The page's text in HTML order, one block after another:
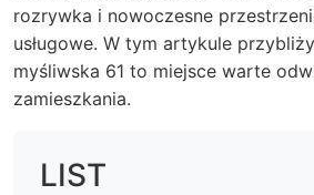
rozrywka i nowoczesne
usługowe. W tym artykule
myśliwska 61 to miejsce warte
zamieszkania.
LIST